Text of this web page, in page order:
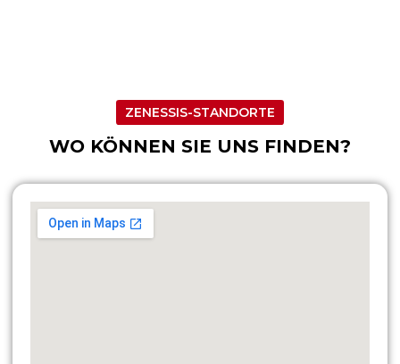
ZENESSIS-STANDORTE
WO KÖNNEN SIE UNS FINDEN?